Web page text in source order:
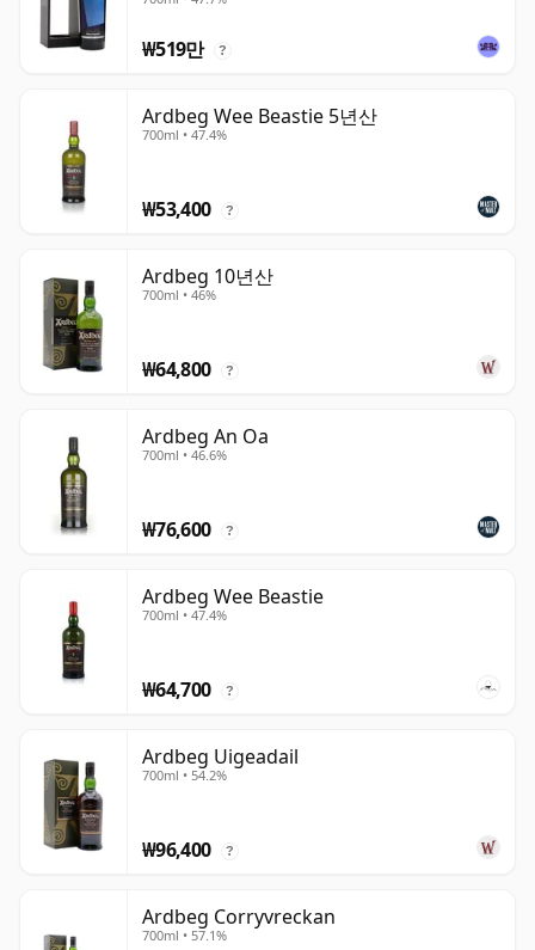
₩519만 ?
Ardbeg Wee Beastie 5년산
700ml • 47.4%
₩53,400 ?
Ardbeg 10년산
700ml • 46%
₩64,800 ?
Ardbeg An Oa
700ml • 46.6%
₩76,600 ?
Ardbeg Wee Beastie
700ml • 47.4%
₩64,700 ?
Ardbeg Uigeadail
700ml • 54.2%
₩96,400 ?
Ardbeg Corryvreckan
700ml • 57.1%